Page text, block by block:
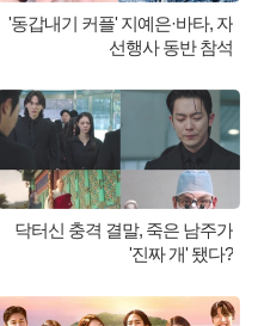
'동갑내기 커플' 지예은·바타, 자
선행사 동반 참석
닥터신 충격 결말, 죽은 남주가
'진짜 개' 됐다?